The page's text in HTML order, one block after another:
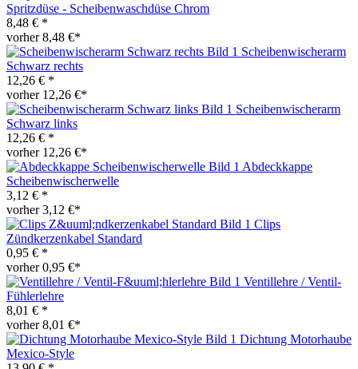
Spritzdüse - Scheibenwaschdüse Chrom
8,48 € *
vorher 8,48 €*
Scheibenwischerarm
Schwarz rechts
12,26 € *
vorher 12,26 €*
Scheibenwischerarm
Schwarz links
12,26 € *
vorher 12,26 €*
Abdeckkappe
Scheibenwischerwelle
3,12 € *
vorher 3,12 €*
Clips
Zündkerzenkabel Standard
0,95 € *
vorher 0,95 €*
Ventillehre / Ventil-
Fühlerlehre
8,01 € *
vorher 8,01 €*
Dichtung Motorhaube
Mexico-Style